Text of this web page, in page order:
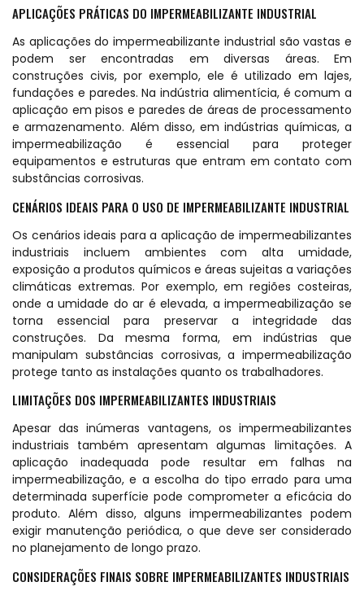
APLICAÇÕES PRÁTICAS DO IMPERMEABILIZANTE INDUSTRIAL
As aplicações do impermeabilizante industrial são vastas e
podem ser encontradas em diversas áreas. Em
construções civis, por exemplo, ele é utilizado em lajes,
fundações e paredes. Na indústria alimentícia, é comum a
aplicação em pisos e paredes de áreas de processamento
e armazenamento. Além disso, em indústrias químicas, a
impermeabilização é essencial para proteger
equipamentos e estruturas que entram em contato com
substâncias corrosivas.
CENÁRIOS IDEAIS PARA O USO DE IMPERMEABILIZANTE INDUSTRIAL
Os cenários ideais para a aplicação de impermeabilizantes
industriais incluem ambientes com alta umidade,
exposição a produtos químicos e áreas sujeitas a variações
climáticas extremas. Por exemplo, em regiões costeiras,
onde a umidade do ar é elevada, a impermeabilização se
torna essencial para preservar a integridade das
construções. Da mesma forma, em indústrias que
manipulam substâncias corrosivas, a impermeabilização
protege tanto as instalações quanto os trabalhadores.
LIMITAÇÕES DOS IMPERMEABILIZANTES INDUSTRIAIS
Apesar das inúmeras vantagens, os impermeabilizantes
industriais também apresentam algumas limitações. A
aplicação inadequada pode resultar em falhas na
impermeabilização, e a escolha do tipo errado para uma
determinada superfície pode comprometer a eficácia do
produto. Além disso, alguns impermeabilizantes podem
exigir manutenção periódica, o que deve ser considerado
no planejamento de longo prazo.
CONSIDERAÇÕES FINAIS SOBRE IMPERMEABILIZANTES INDUSTRIAIS